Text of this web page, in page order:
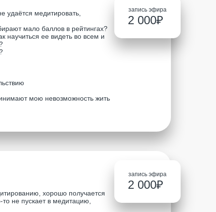
удаётся медитировать,
мало баллов в рейтингах?
научиться ее видеть во всем и
мою невозможность жить
запись эфира
2 000₽
хорошо получается
то не пускает в медитацию,
запись эфира
2 000₽